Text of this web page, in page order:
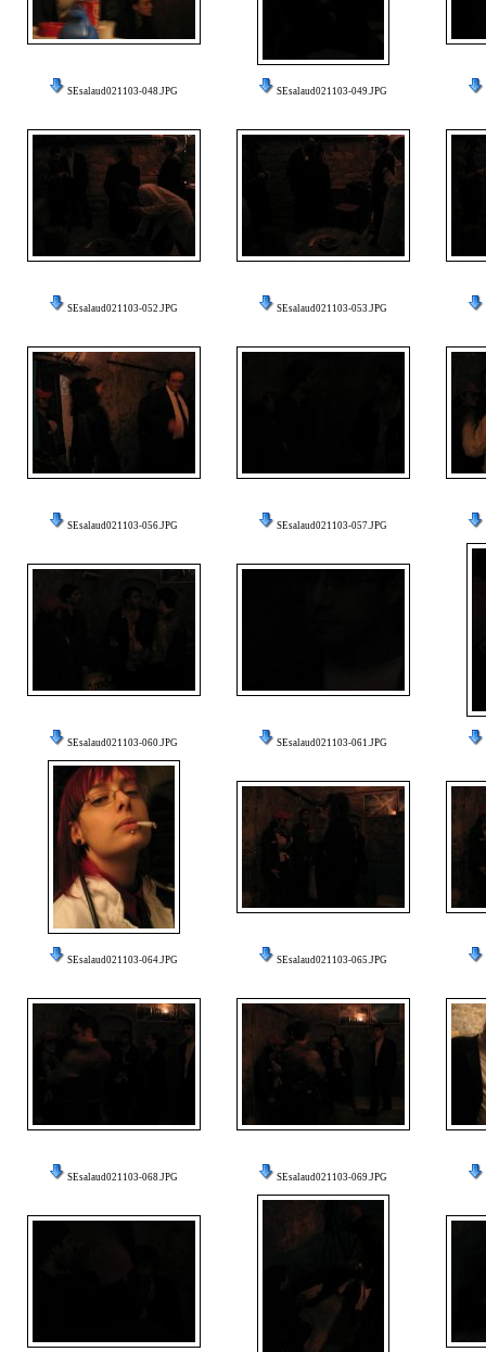
SEsalaud021103-048.JPG SEsalaud021103-049.JPG
SEsalaud021103-052.JPG SEsalaud021103-053.JPG
SEsalaud021103-056.JPG SEsalaud021103-057.JPG
SEsalaud021103-060.JPG SEsalaud021103-061.JPG
SEsalaud021103-064.JPG SEsalaud021103-065.JPG
SEsalaud021103-068.JPG SEsalaud021103-069.JPG